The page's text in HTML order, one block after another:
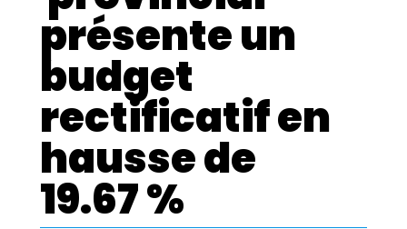
présente un
budget
rectificatif en
hausse de
19.67 %